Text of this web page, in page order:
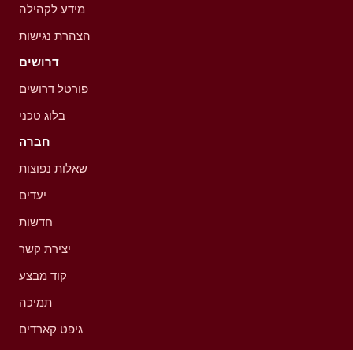
מידע לקהילה
הצהרת נגישות
דרושים
פורטל דרושים
בלוג טכני
חברה
שאלות נפוצות
יעדים
חדשות
יצירת קשר
קוד מבצע
תמיכה
גיפט קארדים